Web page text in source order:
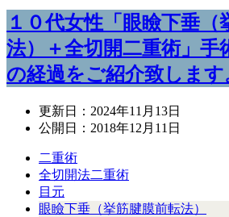
１０代女性「眼瞼下垂（
法）＋全切開二重術」手
の経過をご紹介致します
更新日： 2024年11月13日
公開日： 2018年12月11日
二重術
全切開法二重術
目元
眼瞼下垂（挙筋腱膜前転法）